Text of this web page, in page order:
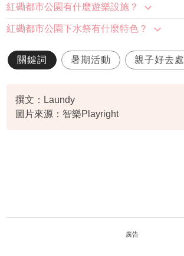
紅磡都市公園有什麼遊樂設施？
紅磡都市公園下水祭有什麼特色？
關鍵詞 暑期活動 親子好去處
撰文：Laundy
圖片來源：智樂Playright
廣告